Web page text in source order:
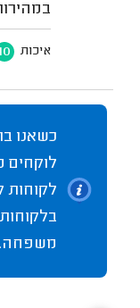
איכות 10
כשאנו
לוקחים
לקוחות
משפחה.